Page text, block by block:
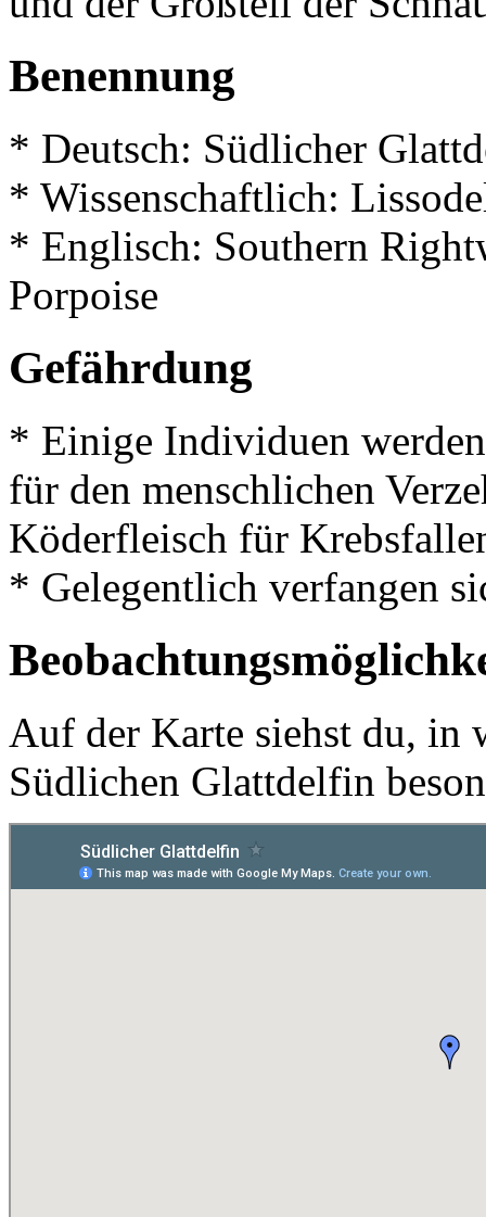
Benennung
* Deutsch: Südlicher
* Wissenschaftlich:
* Englisch: Southern
Porpoise
Gefährdung
* Einige Individuen
für den menschlichen
Köderfleisch für
* Gelegentlich verfangen
Auf der Karte siehst du, in
Südlichen Glattdelfin